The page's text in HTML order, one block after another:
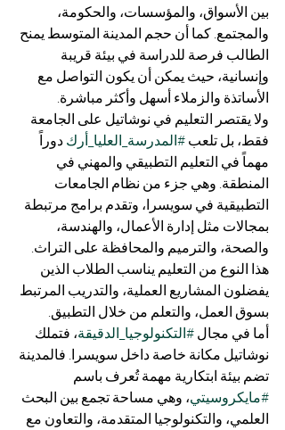
بين الأسواق، والمؤسسات، والحكومة،
والمجتمع. كما أن حجم المدينة المتوسط يمنح
الطالب فرصة للدراسة في بيئة قريبة
وإنسانية، حيث يمكن أن يكون التواصل مع
الأساتذة والزملاء أسهل وأكثر مباشرة.
ولا يقتصر التعليم في نوشاتيل على الجامعة
فقط، بل تلعب #المدرسة_العليا_أرك دوراً
مهماً في التعليم التطبيقي والمهني في
المنطقة. وهي جزء من نظام الجامعات
التطبيقية في سويسرا، وتقدم برامج مرتبطة
بمجالات مثل إدارة الأعمال، والهندسة،
والصحة، والترميم والمحافظة على التراث.
هذا النوع من التعليم يناسب الطلاب الذين
يفضلون المشاريع العملية، والتدريب المرتبط
بسوق العمل، والتعلم من خلال التطبيق.
أما في مجال #التكنولوجيا_الدقيقة، فتملك
نوشاتيل مكانة خاصة داخل سويسرا. فالمدينة
تضم بيئة ابتكارية مهمة تُعرف باسم
#مايكروسيتي، وهي مساحة تجمع بين البحث
العلمي، والتكنولوجيا المتقدمة، والتعاون مع